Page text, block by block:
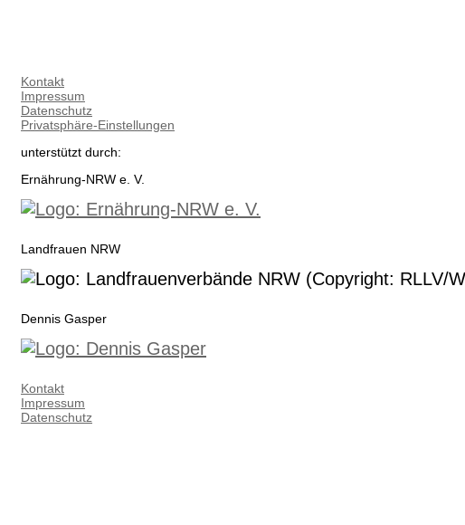
Kontakt
Impressum
Datenschutz
Privatsphäre-Einstellungen
unterstützt durch:
Ernährung-NRW e. V.
Landfrauen NRW
Dennis Gasper
Kontakt
Impressum
Datenschutz